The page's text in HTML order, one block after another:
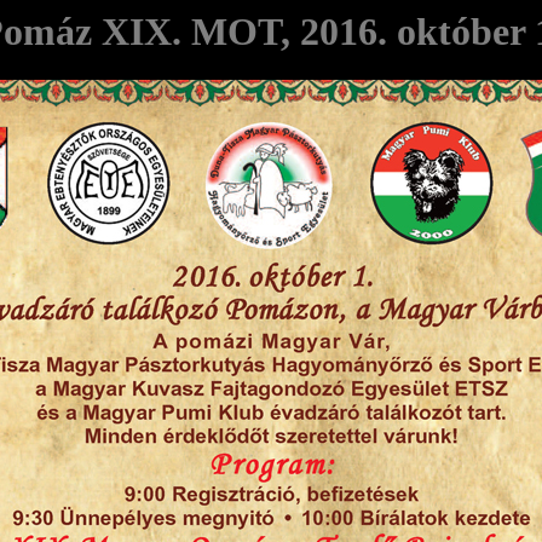
XIX. MOT, 2016. október